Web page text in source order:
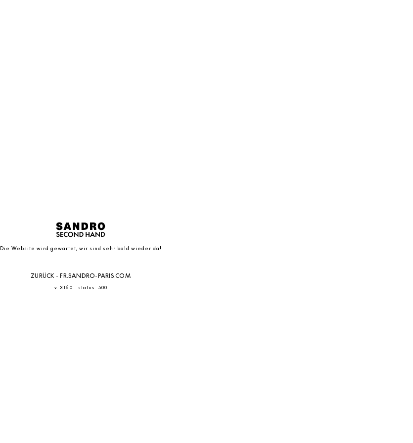
Die Website wird gewartet, wir sind sehr bald wieder da!
ZURÜCK - FR.SANDRO-PARIS.COM
v. 3.16.0 - status: 500